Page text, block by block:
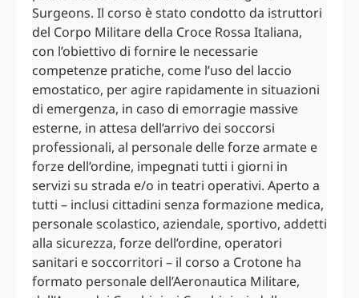
Surgeons. Il corso è stato condotto da istruttori
del Corpo Militare della Croce Rossa Italiana,
con l’obiettivo di fornire le necessarie
competenze pratiche, come l’uso del laccio
emostatico, per agire rapidamente in situazioni
di emergenza, in caso di emorragie massive
esterne, in attesa dell’arrivo dei soccorsi
professionali, al personale delle forze armate e
forze dell’ordine, impegnati tutti i giorni in
servizi su strada e/o in teatri operativi. Aperto a
tutti – inclusi cittadini senza formazione medica,
personale scolastico, aziendale, sportivo, addetti
alla sicurezza, forze dell’ordine, operatori
sanitari e soccorritori – il corso a Crotone ha
formato personale dell’Aeronautica Militare,